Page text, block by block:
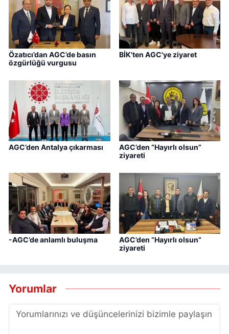
Özatıcı’dan AGC’de basın
özgürlüğü vurgusu
BİK'ten AGC'ye ziyaret
AGC’den Antalya çıkarması
AGC’den “Hayırlı olsun”
ziyareti
-AGC’de anlamlı buluşma
AGC’den “Hayırlı olsun”
ziyareti
Yorumlar